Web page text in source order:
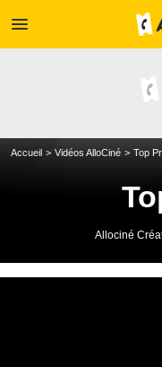
menu
Accueil Vidéos AlloCiné Top
Allociné